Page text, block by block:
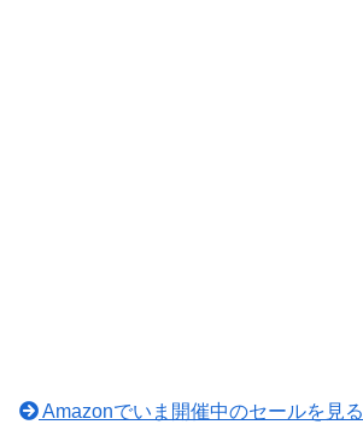
Amazonでいま開催中のセールを見る